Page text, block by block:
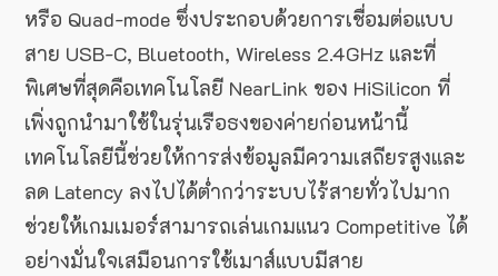
หรือ Quad-mode ซึ่งประกอบด้วยการเชื่อมต่อแบบ
สาย USB-C, Bluetooth, Wireless 2.4GHz และที่
พิเศษที่สุดคือเทคโนโลยี NearLink ของ HiSilicon ที่
เพิ่งถูกนำมาใช้ในรุ่นเรือธงของค่ายก่อนหน้านี้
เทคโนโลยีนี้ช่วยให้การส่งข้อมูลมีความเสถียรสูงและ
ลด Latency ลงไปได้ต่ำกว่าระบบไร้สายทั่วไปมาก
ช่วยให้เกมเมอร์สามารถเล่นเกมแนว Competitive ได้
อย่างมั่นใจเสมือนการใช้เมาส์แบบมีสาย